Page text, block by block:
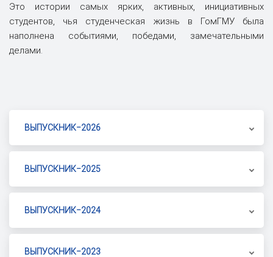
Это истории самых ярких, активных, инициативных
студентов, чья студенческая жизнь в ГомГМУ была
наполнена событиями, победами, замечательными
делами.
ВЫПУСКНИК‒2026
ВЫПУСКНИК‒2025
ВЫПУСКНИК‒2024
ВЫПУСКНИК‒2023